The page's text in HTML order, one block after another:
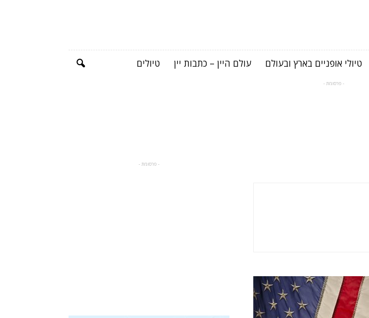
טיולי אופניים בארץ ובעולם עולם היין – כתבות יין טיולים
- פרסומת -
- פרסומת -